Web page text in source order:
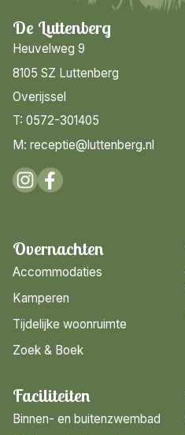
De Luttenberg
Heuvelweg 9
8105 SZ Luttenberg
Overijssel
T: 0572-301405
M: receptie@luttenberg.nl
Overnachten
Accommodaties
Kamperen
Tijdelijke woonruimte
Zoek & Boek
Faciliteiten
Binnen- en buitenzwembad